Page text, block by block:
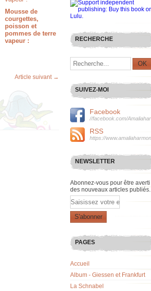
Mousse de
courgettes,
poisson et
pommes de terre
vapeur :
Article suivant →
RECHERCHE
SUIVEZ-MOI
Facebook
RSS
NEWSLETTER
Abonnez-vous pour être averti
des nouveaux articles publiés.
Email
PAGES
Accueil
Album - Giessen et Frankfurt
La Schnabel